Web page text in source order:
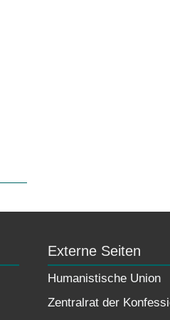
Externe Seiten
Humanistische Union
Zentralrat der